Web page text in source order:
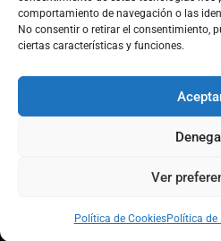
comportamiento de navegación o las
No consentir o retirar el consentimiento,
ciertas características y funciones.
Ver
Política de CookiesPolítica de
Acerca de